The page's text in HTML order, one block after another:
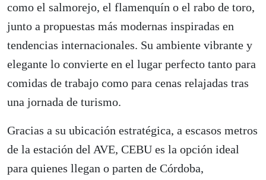
como el salmorejo, el flamenquín o el rabo de toro,
junto a propuestas más modernas inspiradas en
tendencias internacionales. Su ambiente vibrante y
elegante lo convierte en el lugar perfecto tanto para
comidas de trabajo como para cenas relajadas tras
una jornada de turismo.
Gracias a su ubicación estratégica, a escasos metros
de la estación del AVE, CEBU es la opción ideal
para quienes llegan o parten de Córdoba,